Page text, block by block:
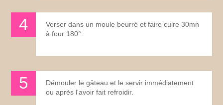
Verser dans un moule beurré et faire cuire 30mn
à four 180°.
Démouler le gâteau et le servir immédiatement
ou après l'avoir fait refroidir.